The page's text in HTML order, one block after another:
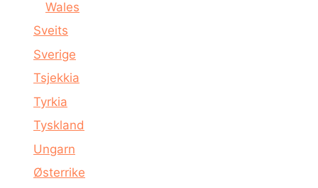
Wales
Sveits
Sverige
Tsjekkia
Tyrkia
Tyskland
Ungarn
Østerrike